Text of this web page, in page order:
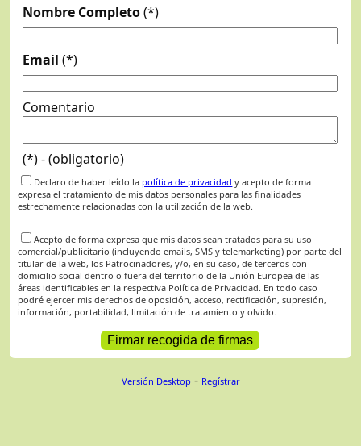
Nombre Completo(*)
Email (*)
Comentario
(*) - (obligatorio)
Declaro de haber leído la política de privacidad y acepto de forma
expresa el tratamiento de mis datos personales para las finalidades
estrechamente relacionadas con la utilización de la web.
Acepto de forma expresa que mis datos sean tratados para su uso
comercial/publicitario (incluyendo emails, SMS y telemarketing) por parte del
titular de la web, los Patrocinadores, y/o, en su caso, de terceros con
domicilio social dentro o fuera del territorio de la Unión Europea de las
áreas identificables en la respectiva Política de Privacidad. En todo caso
podré ejercer mis derechos de oposición, acceso, rectificación, supresión,
información, portabilidad, limitación de tratamiento y olvido.
Versión Desktop - Regístrar